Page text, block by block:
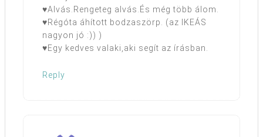
♥Alvás.Rengeteg alvás.És még több álom.
♥Régóta áhított bodzaszörp. (az IKEÁS
nagyon jó :)) )
♥Egy kedves valaki,aki segít az írásban.
Reply